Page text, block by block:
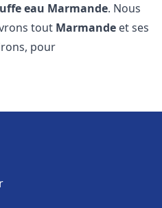
eau Marmande. Nous
tout Marmande et ses
pour